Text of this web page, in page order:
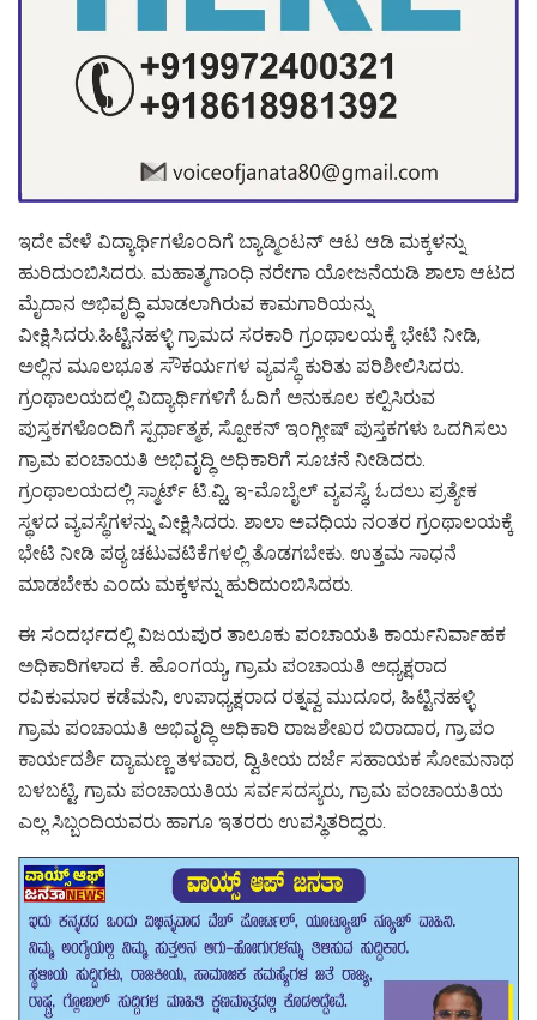
ಇದೇ ವೇಳೆ ವಿದ್ಯಾರ್ಥಿಗಳೊಂದಿಗೆ ಬ್ಯಾಡ್ಮಿಂಟನ್ ಆಟ ಆಡಿ ಮಕ್ಕಳನ್ನು
ಹುರಿದುಂಬಿಸಿದರು. ಮಹಾತ್ಮಗಾಂಧಿ ನರೇಗಾ ಯೋಜನೆಯಡಿ ಶಾಲಾ ಆಟದ
ಮೈದಾನ ಅಭಿವೃದ್ಧಿ ಮಾಡಲಾಗಿರುವ ಕಾಮಗಾರಿಯನ್ನು
ವೀಕ್ಷಿಸಿದರು.ಹಿಟ್ಟಿನಹಳ್ಳಿ ಗ್ರಾಮದ ಸರಕಾರಿ ಗ್ರಂಥಾಲಯಕ್ಕೆ ಭೇಟಿ ನೀಡಿ,
ಅಲ್ಲಿನ ಮೂಲಭೂತ ಸೌಕರ್ಯಗಳ ವ್ಯವಸ್ಥೆ ಕುರಿತು ಪರಿಶೀಲಿಸಿದರು.
ಗ್ರಂಥಾಲಯದಲ್ಲಿ ವಿದ್ಯಾರ್ಥಿಗಳಿಗೆ ಓದಿಗೆ ಅನುಕೂಲ ಕಲ್ಪಿಸಿರುವ
ಪುಸ್ತಕಗಳೊಂದಿಗೆ ಸ್ಪರ್ಧಾತ್ಮಕ, ಸ್ಪೋಕನ್ ಇಂಗ್ಲೀಷ್ ಪುಸ್ತಕಗಳು ಒದಗಿಸಲು
ಗ್ರಾಮ ಪಂಚಾಯತಿ ಅಭಿವೃದ್ಧಿ ಅಧಿಕಾರಿಗೆ ಸೂಚನೆ ನೀಡಿದರು.
ಗ್ರಂಥಾಲಯದಲ್ಲಿ ಸ್ಮಾರ್ಟ್ ಟಿ.ವ್ಹಿ, ಇ-ಮೊಬೈಲ್ ವ್ಯವಸ್ಥೆ, ಓದಲು ಪ್ರತ್ಯೇಕ
ಸ್ಥಳದ ವ್ಯವಸ್ಥೆಗಳನ್ನು ವೀಕ್ಷಿಸಿದರು. ಶಾಲಾ ಅವಧಿಯ ನಂತರ ಗ್ರಂಥಾಲಯಕ್ಕೆ
ಭೇಟಿ ನೀಡಿ ಪಠ್ಯ ಚಟುವಟಿಕೆಗಳಲ್ಲಿ ತೊಡಗಬೇಕು. ಉತ್ತಮ ಸಾಧನೆ
ಮಾಡಬೇಕು ಎಂದು ಮಕ್ಕಳನ್ನು ಹುರಿದುಂಬಿಸಿದರು.
ಈ ಸಂದರ್ಭದಲ್ಲಿ ವಿಜಯಪುರ ತಾಲೂಕು ಪಂಚಾಯತಿ ಕಾರ್ಯನಿರ್ವಾಹಕ
ಅಧಿಕಾರಿಗಳಾದ ಕೆ. ಹೊಂಗಯ್ಯ, ಗ್ರಾಮ ಪಂಚಾಯತಿ ಅಧ್ಯಕ್ಷರಾದ
ರವಿಕುಮಾರ ಕಡೆಮನಿ, ಉಪಾಧ್ಯಕ್ಷರಾದ ರತ್ನವ್ವ ಮುದೂರ, ಹಿಟ್ಟಿನಹಳ್ಳಿ
ಗ್ರಾಮ ಪಂಚಾಯತಿ ಅಭಿವೃದ್ಧಿ ಅಧಿಕಾರಿ ರಾಜಶೇಖರ ಬಿರಾದಾರ, ಗ್ರಾ.ಪಂ
ಕಾರ್ಯದರ್ಶಿ ದ್ಯಾಮಣ್ಣ ತಳವಾರ, ದ್ವಿತೀಯ ದರ್ಜೆ ಸಹಾಯಕ ಸೋಮನಾಥ
ಬಳಬಟ್ಟಿ, ಗ್ರಾಮ ಪಂಚಾಯತಿಯ ಸರ್ವಸದಸ್ಯರು, ಗ್ರಾಮ ಪಂಚಾಯತಿಯ
ಎಲ್ಲ ಸಿಬ್ಬಂದಿಯವರು ಹಾಗೂ ಇತರರು ಉಪಸ್ಥಿತರಿದ್ದರು.